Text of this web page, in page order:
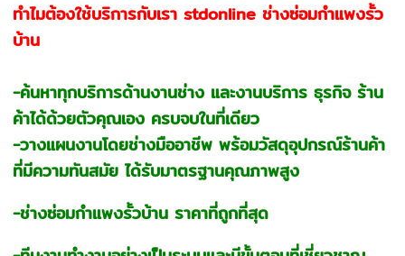
ทำไมต้องใช้บริการกับเรา stdonline ช่างซ่อมกำแพงรั้ว
บ้าน
-ค้นหาทุกบริการด้านงานช่าง และงานบริการ ธุรกิจ ร้าน
ค้าได้ด้วยตัวคุณเอง ครบจบในที่เดียว
-วางแผนงานโดยช่างมืออาชีพ พร้อมวัสดุอุปกรณ์ร้านค้า
ที่มีความทันสมัย ได้รับมาตรฐานคุณภาพสูง
-ช่างซ่อมกำแพงรั้วบ้าน ราคาที่ถูกที่สุด